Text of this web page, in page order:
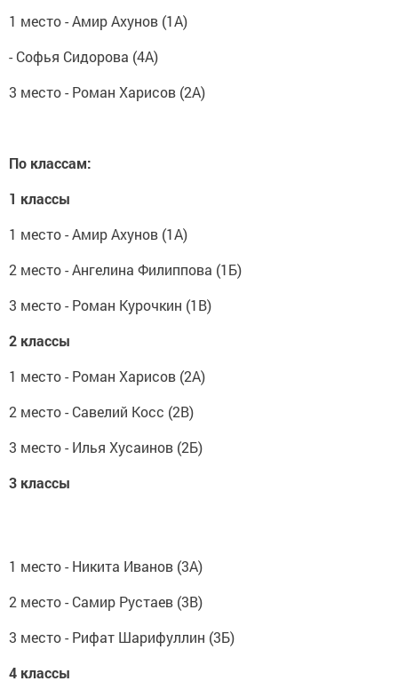
1 место - Амир Ахунов (1А)
- Софья Сидорова (4А)
3 место - Роман Харисов (2А)
По классам:
1 классы
1 место - Амир Ахунов (1А)
2 место - Ангелина Филиппова (1Б)
3 место - Роман Курочкин (1В)
2 классы
1 место - Роман Харисов (2А)
2 место - Савелий Косс (2В)
3 место - Илья Хусаинов (2Б)
3 классы
1 место - Никита Иванов (3А)
2 место - Самир Рустаев (3В)
3 место - Рифат Шарифуллин (3Б)
4 классы